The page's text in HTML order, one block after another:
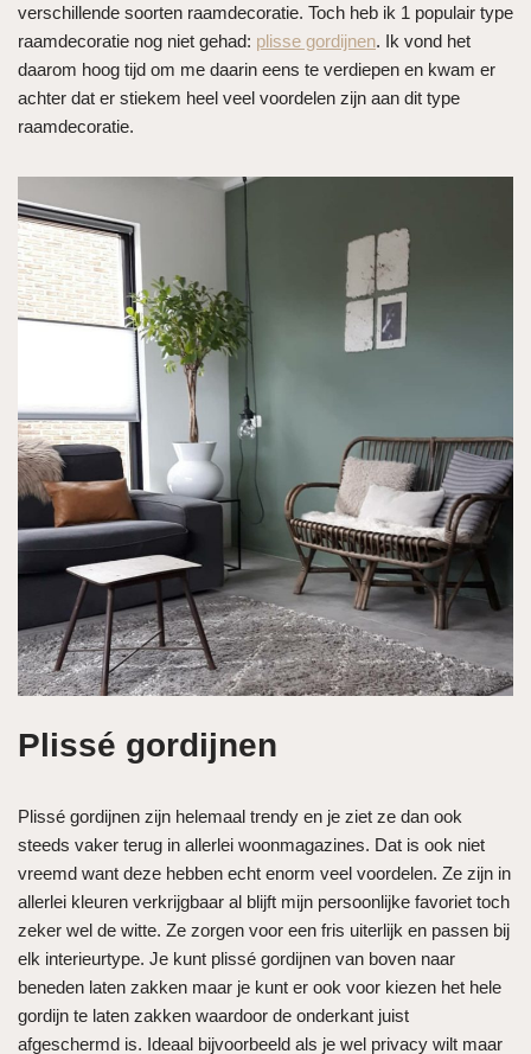
verschillende soorten raamdecoratie. Toch heb ik 1 populair type
raamdecoratie nog niet gehad: plisse gordijnen. Ik vond het
daarom hoog tijd om me daarin eens te verdiepen en kwam er
achter dat er stiekem heel veel voordelen zijn aan dit type
raamdecoratie.
Plissé gordijnen
Plissé gordijnen zijn helemaal trendy en je ziet ze dan ook
steeds vaker terug in allerlei woonmagazines. Dat is ook niet
vreemd want deze hebben echt enorm veel voordelen. Ze zijn in
allerlei kleuren verkrijgbaar al blijft mijn persoonlijke favoriet toch
zeker wel de witte. Ze zorgen voor een fris uiterlijk en passen bij
elk interieurtype. Je kunt plissé gordijnen van boven naar
beneden laten zakken maar je kunt er ook voor kiezen het hele
gordijn te laten zakken waardoor de onderkant juist
afgeschermd is. Ideaal bijvoorbeeld als je wel privacy wilt maar